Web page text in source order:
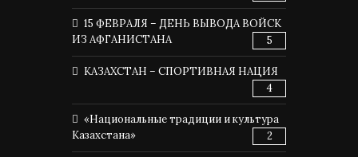
15 ФЕВРАЛЯ – ДЕНЬ ВЫВОДА ВОЙСК
ИЗ АФГАНИСТАНА
5
КАЗАХСТАН – СПОРТИВНАЯ НАЦИЯ
4
«Национальные традиции и культура
Казахстана»
2